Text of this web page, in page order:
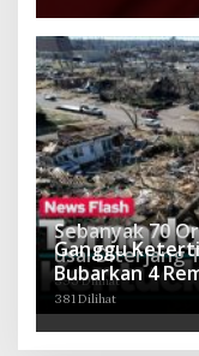
Sebanyak 70
usai Diterjang
395 Dilihat
Ganggu
Bubarkan 4
Batu Hitam
381 Dilihat